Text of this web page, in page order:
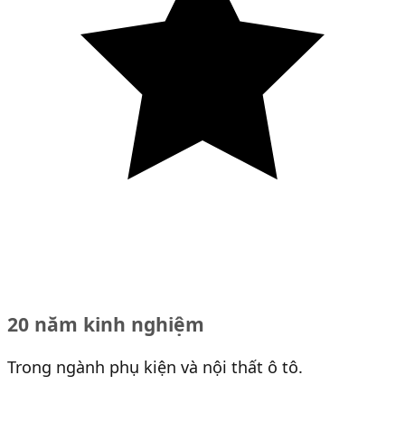
20 năm kinh nghiệm
Trong ngành phụ kiện và nội thất ô tô.